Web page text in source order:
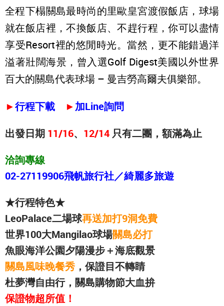
全程下榻關島最時尚的里歐皇宮渡假飯店，球場
就在飯店裡，不換飯店、不趕行程，你可以盡情
享受Resort裡的悠閒時光。當然，更不能錯過洋
溢著壯闊海景，曾入選Golf Digest美國以外世界
百大的關島代表球場 – 曼吉勞高爾夫俱樂部。
►行程下載 ►加Line詢問
出發日期 11/16、 12/14 只有二團，額滿為止
洽詢專線
02-27119906飛帆旅行社／綺麗多旅遊
★行程特色★
LeoPalace二場球再送加打9洞免費
世界100大Mangilao球場關島必打
魚眼海洋公園夕陽漫步＋海底觀景
關島風味晚餐秀 ，保證目不轉睛
杜夢灣自由行，關島購物節大血拚
保證物超所值！